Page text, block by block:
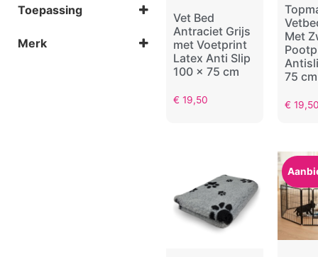
+ Toon meer
Fietsen
Transport
Hondenbenches
Hondenfietskar
Toepassing
Zindelijkheid
Merk
Vet Bed
Antraciet Grijs
met Voetprint
Latex Anti Slip
100 x 75 cm
€ 19,50
Met
75 cm
€